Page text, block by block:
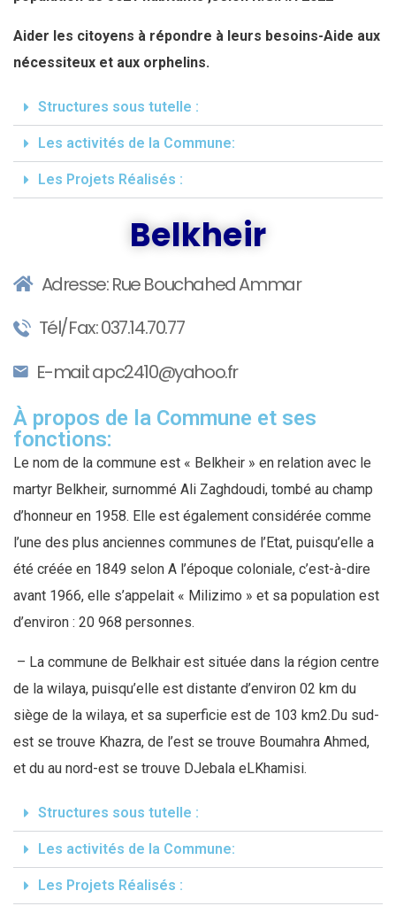
Aider les citoyens à répondre à leurs besoins-Aide aux
nécessiteux et aux orphelins.
Structures sous tutelle :
Les activités de la Commune:
Les Projets Réalisés :
Belkheir
Adresse: Rue Bouchahed Ammar
Tél/Fax: 037.14.70.77
E-mail: apc2410@yahoo.fr
À propos de la Commune et ses
fonctions:
Le nom de la commune est « Belkheir » en relation avec le
martyr Belkheir, surnommé Ali Zaghdoudi, tombé au champ
d’honneur en 1958. Elle est également considérée comme
l’une des plus anciennes communes de l’Etat, puisqu’elle a
été créée en 1849 selon A l’époque coloniale, c’est-à-dire
avant 1966, elle s’appelait « Milizimo » et sa population est
d’environ : 20 968 personnes.
– La commune de Belkhair est située dans la région centre
de la wilaya, puisqu’elle est distante d’environ 02 km du
siège de la wilaya, et sa superficie est de 103 km2.Du sud-
est se trouve Khazra, de l’est se trouve Boumahra Ahmed,
et du au nord-est se trouve DJebala eLKhamisi.
Structures sous tutelle :
Les activités de la Commune:
Les Projets Réalisés :